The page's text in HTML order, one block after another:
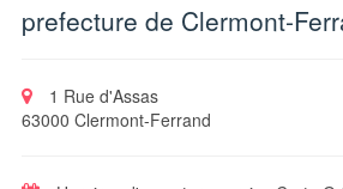
prefecture de Clermont-
1 Rue d'Assas
63000 Clermont-Ferrand